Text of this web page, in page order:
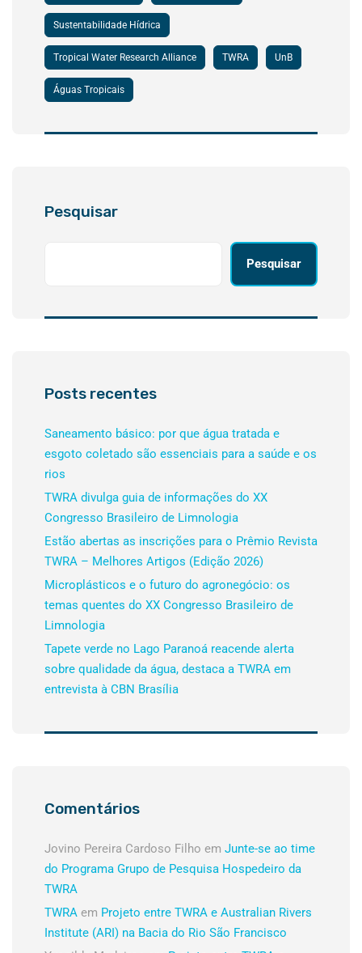
Sustentabilidade Hídrica
Tropical Water Research Alliance TWRA UnB
Águas Tropicais
Pesquisar
Pesquisar
Posts recentes
Saneamento básico: por que água tratada e
esgoto coletado são essenciais para a saúde e os
rios
TWRA divulga guia de informações do XX
Congresso Brasileiro de Limnologia
Estão abertas as inscrições para o Prêmio Revista
TWRA – Melhores Artigos (Edição 2026)
Microplásticos e o futuro do agronegócio: os
temas quentes do XX Congresso Brasileiro de
Limnologia
Tapete verde no Lago Paranoá reacende alerta
sobre qualidade da água, destaca a TWRA em
entrevista à CBN Brasília
Comentários
Jovino Pereira Cardoso Filho em Junte-se ao time
do Programa Grupo de Pesquisa Hospedeiro da
TWRA
TWRA em Projeto entre TWRA e Australian Rivers
Institute (ARI) na Bacia do Rio São Francisco